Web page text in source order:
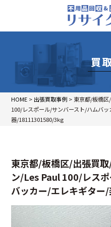
買
HOME > 出張買取事例 > 東京都/板橋
100/レスポール/サンバースト/ハムバ
器/18111301580/3kg
東京都/板橋区/出張買
ン/Les Paul 100/レス
バッカー/エレキギタ